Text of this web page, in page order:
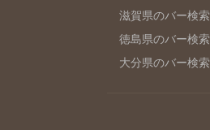
滋賀県のバー検索
徳島県のバー検索
大分県のバー検索